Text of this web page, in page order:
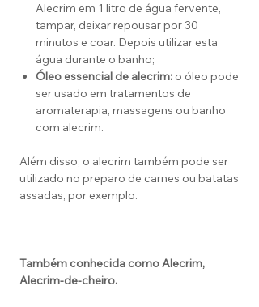
Alecrim em 1 litro de água fervente,
tampar, deixar repousar por 30
minutos e coar. Depois utilizar esta
água durante o banho;
Óleo essencial de alecrim: o óleo pode
ser usado em tratamentos de
aromaterapia, massagens ou banho
com alecrim.
Além disso, o alecrim também pode ser
utilizado no preparo de carnes ou batatas
assadas, por exemplo.
Também conhecida como Alecrim,
Alecrim-de-cheiro.